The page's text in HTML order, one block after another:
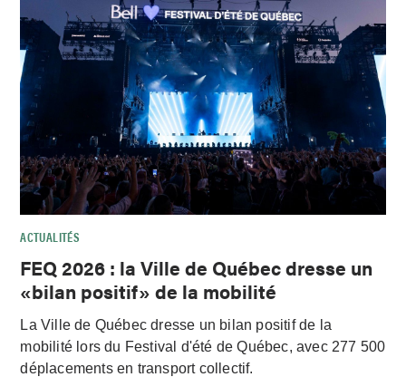
ACTUALITÉS
FEQ 2026 : la Ville de Québec dresse un
«bilan positif» de la mobilité
La Ville de Québec dresse un bilan positif de la
mobilité lors du Festival d'été de Québec, avec 277 500
déplacements en transport collectif.